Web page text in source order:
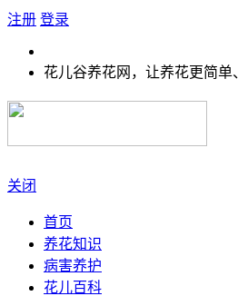
注册 登录
花儿谷养花网，让养花更简单
关闭
首页
养花知识
病害养护
花儿百科